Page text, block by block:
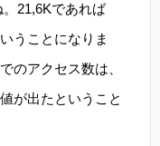
21,6Kであれば
うことになりま
のアクセス数は、
が出たということ